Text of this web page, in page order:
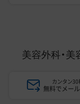
美容外科・
カンタン30
無料でメー